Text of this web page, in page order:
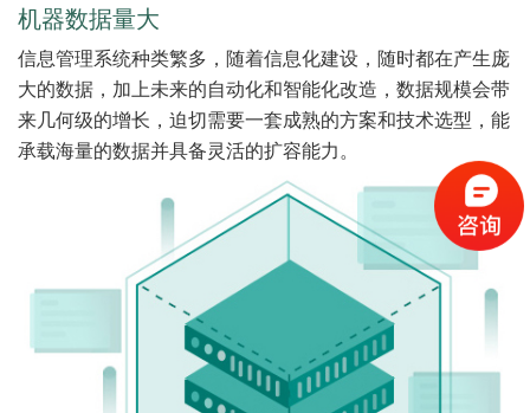
机器数据量大
信息管理系统种类繁多，随着信息化建设，随时都在产生庞
大的数据，加上未来的自动化和智能化改造，数据规模会带
来几何级的增长，迫切需要一套成熟的方案和技术选型，能
承载海量的数据并具备灵活的扩容能力。